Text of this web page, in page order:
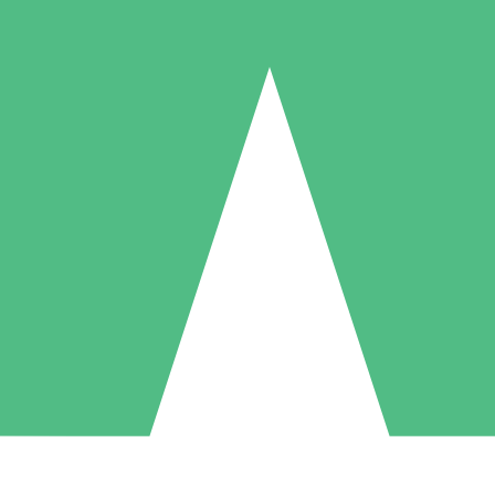
Individuella Kreditpaket
per användning med nedladdningskrediter. Inget månatligt åtagande
5 Nedladdningar
US$